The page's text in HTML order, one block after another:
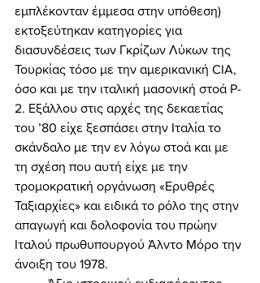
εμπλέκονταν έμμεσα στην υπόθεση)
εκτοξεύτηκαν κατηγορίες για
διασυνδέσεις των Γκρίζων Λύκων της
Τουρκίας τόσο με την αμερικανική CIA,
όσο και με την ιταλική μασονική στοά P-
2. Εξάλλου στις αρχές της δεκαετίας
του ’80 είχε ξεσπάσει στην Ιταλία το
σκάνδαλο με την εν λόγω στοά και με
τη σχέση που αυτή είχε με την
τρομοκρατική οργάνωση «Ερυθρές
Ταξιαρχίες» και ειδικά το ρόλο της στην
απαγωγή και δολοφονία του πρώην
Ιταλού πρωθυπουργού Άλντο Μόρο την
άνοιξη του 1978.